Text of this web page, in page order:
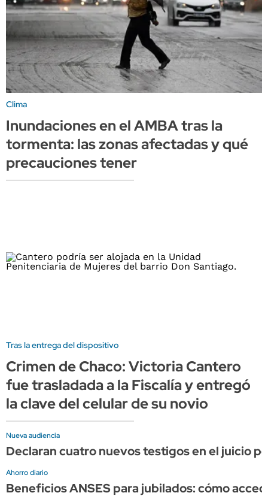
Clima
Inundaciones en el AMBA tras la
tormenta: las zonas afectadas y qué
precauciones tener
Tras la entrega del dispositivo
Crimen de Chaco: Victoria Cantero
fue trasladada a la Fiscalía y entregó
la clave del celular de su novio
Nueva audiencia
Declaran cuatro nuevos testigos en el juicio
Ahorro diario
Beneficios ANSES para jubilados: cómo